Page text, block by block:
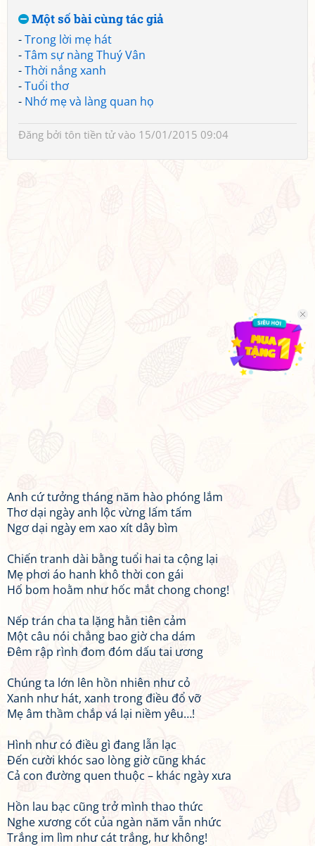
Một số bài cùng tác giả
-Trong lời mẹ hát
-Tâm sự nàng Thuý Vân
-Thời nắng xanh
-Tuổi thơ
- Nhớ mẹ và làng quan họ
Đăng bởi tôn tiền tửvào 15/01/2015 09:04
Anh cứ tưởng tháng năm hào phóng lắm
Thơ dại ngày anh lộc vừng lấm tấm
Ngơ dại ngày em xao xít dây bìm
Chiến tranh dài bằng tuổi hai ta cộng lại
Mẹ phơi áo hanh khô thời con gái
Hố bom hoằm như hốc mắt chong chong!
Nếp trán cha ta lặng hằn tiên cảm
Một câu nói chẳng bao giờ cha dám
Đêm rập rình đom đóm dấu tai ương
Chúng ta lớn lên hồn nhiên như cỏ
Xanh như hát, xanh trong điều đổ vỡ
Mẹ âm thầm chắp vá lại niềm yêu…!
Hình như có điều gì đang lẫn lạc
Đến cười khóc sao lòng giờ cũng khác
Cả con đường quen thuộc – khác ngày xưa
Hồn lau bạc cũng trở mình thao thức
Nghe xương cốt của ngàn năm vẫn nhức
Trắng im lìm như cát trắng, hư không!